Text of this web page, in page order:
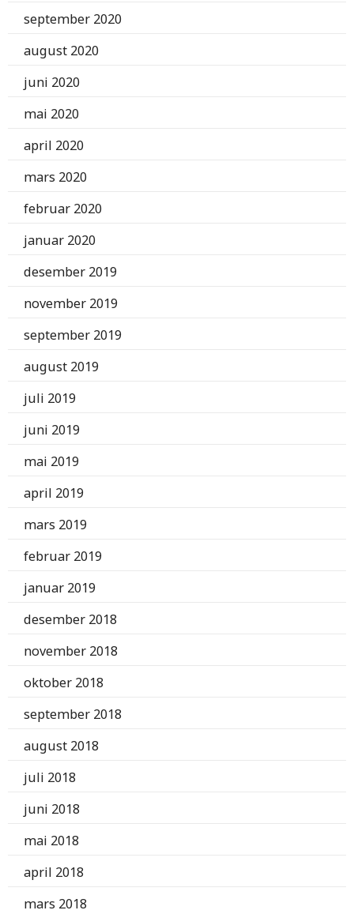
september 2020
august 2020
juni 2020
mai 2020
april 2020
mars 2020
februar 2020
januar 2020
desember 2019
november 2019
september 2019
august 2019
juli 2019
juni 2019
mai 2019
april 2019
mars 2019
februar 2019
januar 2019
desember 2018
november 2018
oktober 2018
september 2018
august 2018
juli 2018
juni 2018
mai 2018
april 2018
mars 2018